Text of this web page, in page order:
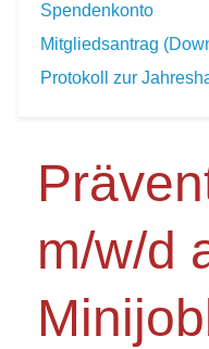
Spendenkonto
Mitgliedsantrag
Protokoll zur
m/w/d